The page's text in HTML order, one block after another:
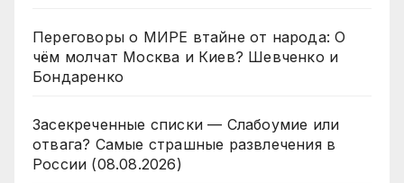
Переговоры о МИРЕ втайне от народа: О
чём молчат Москва и Киев? Шевченко и
Бондаренко
Засекреченные списки — Слабоумие или
отвага? Самые страшные развлечения в
России (08.08.2026)